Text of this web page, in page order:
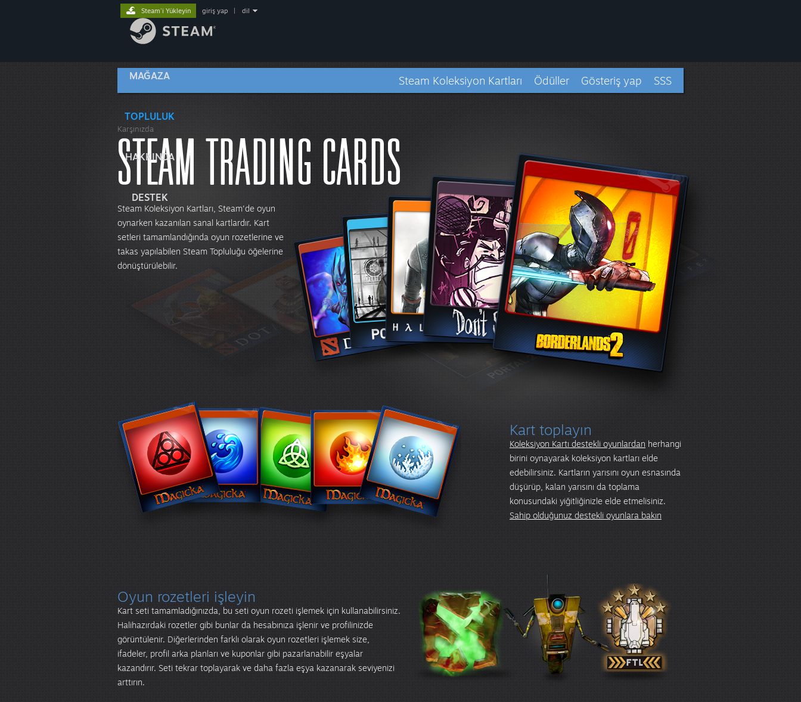
MAĞAZA
TOPLULUK
HAKKINDA
DESTEK
Steam'i Yükleyin giriş yap dil
SSS
Gösteriş yap
Ödüller
Steam Koleksiyon Kartları
Karşınızda
Steam Koleksiyon Kartları, Steam'de oyun
oynarken kazanılan sanal kartlardır. Kart
setleri tamamlandığında oyun rozetlerine ve
takas yapılabilen Steam Topluluğu öğelerine
dönüştürülebilir.
Kart toplayın
Koleksiyon Kartı destekli oyunlardan herhangi
birini oynayarak koleksiyon kartları elde
edebilirsiniz. Kartların yarısını oyun esnasında
düşürüp, kalan yarısını da toplama
konusundaki yiğitliğinizle elde etmelisiniz.
Sahip olduğunuz destekli oyunlara bakın
Oyun rozetleri işleyin
Kart seti tamamladığınızda, bu seti oyun rozeti işlemek için kullanabilirsiniz.
Halihazırdaki rozetler gibi bunlar da hesabınıza işlenir ve profilinizde
görüntülenir. Diğerlerinden farklı olarak oyun rozetleri işlemek size,
ifadeler, profil arka planları ve kuponlar gibi pazarlanabilir eşyalar
kazandırır. Seti tekrar toplayarak ve daha fazla eşya kazanarak seviyenizi
arttırın.